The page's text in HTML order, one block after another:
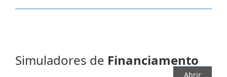
Simuladores de Financiamento
Abrir